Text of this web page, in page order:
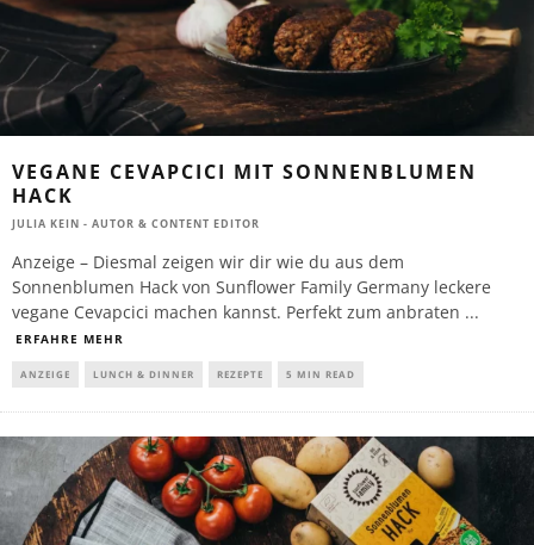
VEGANE CEVAPCICI MIT SONNENBLUMEN
HACK
JULIA KEIN - AUTOR & CONTENT EDITOR
Anzeige – Diesmal zeigen wir dir wie du aus dem
Sonnenblumen Hack von Sunflower Family Germany leckere
vegane Cevapcici machen kannst. Perfekt zum anbraten ...
ERFAHRE MEHR
ANZEIGE LUNCH & DINNER REZEPTE 5 MIN READ